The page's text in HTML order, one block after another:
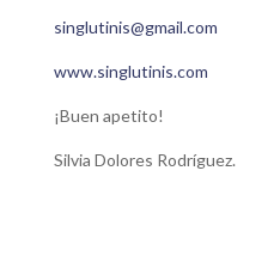
singlutinis@gmail.com
www.singlutinis.com
¡Buen apetito!
Silvia Dolores Rodríguez.